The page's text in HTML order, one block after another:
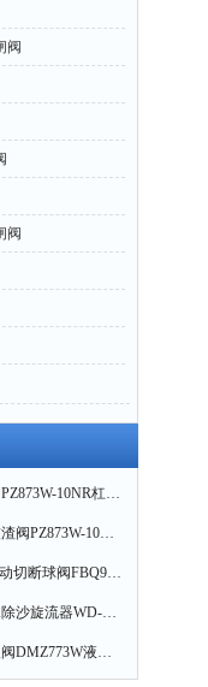
阀
阀
杠杆式高温刀型闸阀PZ873W-10NR杠杆式高温排渣阀灰渣阀技术参数
杠杆式高温排渣阀灰渣阀PZ873W-10NR杠杆式高温刀型闸阀插板阀
Q941F精小型防爆电动切断球阀FBQ941F-16P精小型防爆电动不锈钢球阀的应用
旋流除砂器原水井水除沙旋流器WD-XS旋流除污器的工作原理
液动暗杆不锈钢插板阀DMZ773W液动暗杆不锈钢刀型闸阀主要性能规范